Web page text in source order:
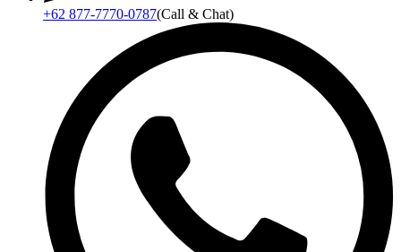
+62 877-7770-0787(Call & Chat)